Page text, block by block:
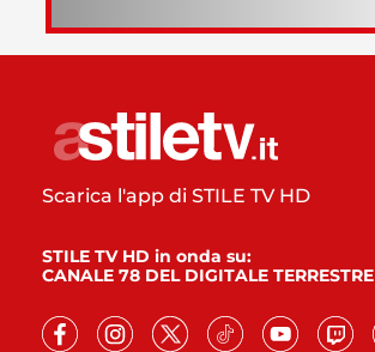
Scarica l'app di STILE TV HD
STILE TV HD in onda su:
CANALE 78 DEL DIGITALE TERRESTRE